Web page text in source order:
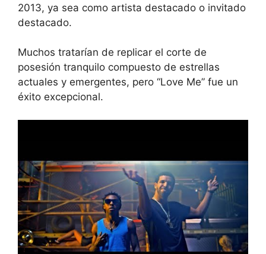
2013, ya sea como artista destacado o invitado
destacado.
Muchos tratarían de replicar el corte de
posesión tranquilo compuesto de estrellas
actuales y emergentes, pero “Love Me” fue un
éxito excepcional.